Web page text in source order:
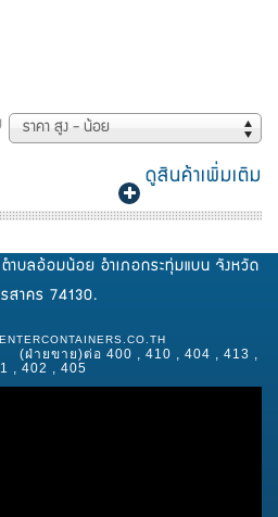
ดูสินค้าเพิ่มเติม
บลอ้อมน้อย อำเภอกระทุ่มแบน จังหวัด
สาคร 74130.
ายขาย)ต่อ 400 , 410 , 404 , 413 ,
, 402 , 405